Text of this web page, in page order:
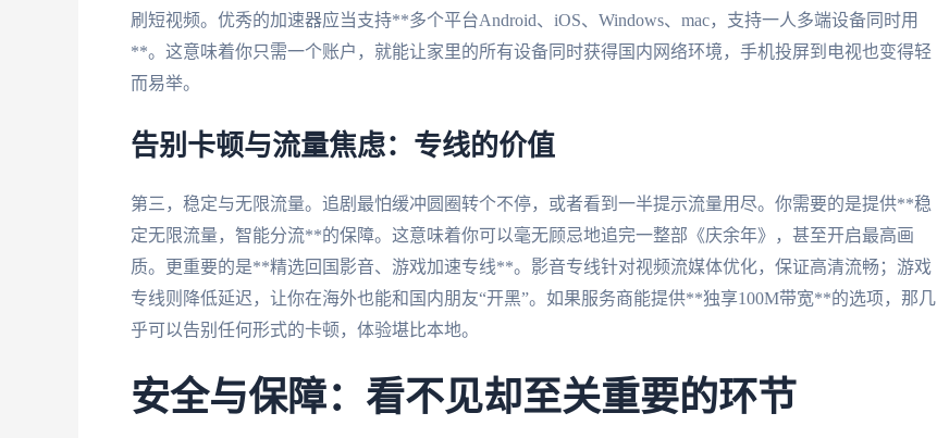
刷短视频。优秀的加速器应当支持**多个平台Android、iOS、Windows、mac，支持一人多端设备同时用
**。这意味着你只需一个账户，就能让家里的所有设备同时获得国内网络环境，手机投屏到电视也变得轻
而易举。
告别卡顿与流量焦虑：专线的价值
第三，稳定与无限流量。追剧最怕缓冲圆圈转个不停，或者看到一半提示流量用尽。你需要的是提供**稳
定无限流量，智能分流**的保障。这意味着你可以毫无顾忌地追完一整部《庆余年》，甚至开启最高画
质。更重要的是**精选回国影音、游戏加速专线**。影音专线针对视频流媒体优化，保证高清流畅；游戏
专线则降低延迟，让你在海外也能和国内朋友“开黑”。如果服务商能提供**独享100M带宽**的选项，那几
乎可以告别任何形式的卡顿，体验堪比本地。
安全与保障：看不见却至关重要的环节